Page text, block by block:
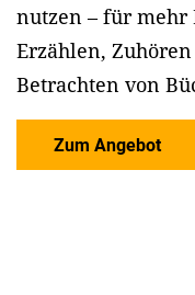
nutzen – für mehr
Erzählen,
Betrachten von
Zum Angebot